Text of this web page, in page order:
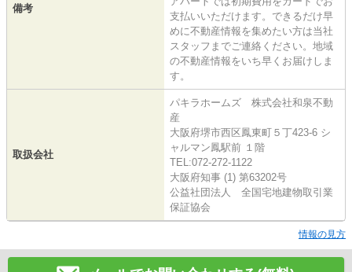
備考
支払いいただけます。できるだけ早
めに不動産情報を集めたい方は当社
スタッフまでご連絡ください。地域
の不動産情報をいち早くお届けしま
す。
取扱会社
パキラホームズ 株式会社和泉不動
産
大阪府堺市西区鳳東町５丁423-6 シ
ャルマン鳳駅前 １階
TEL:072-272-1122
大阪府知事 (1) 第63202号
公益社団法人 全国宅地建物取引業
保証協会
情報の見方